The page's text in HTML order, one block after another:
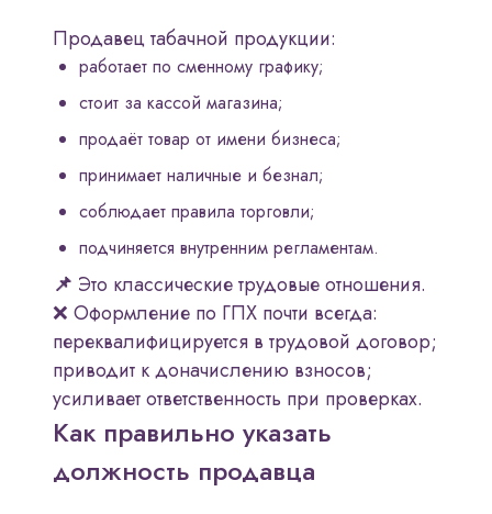
Продавец табачной продукции:
работает по сменному графику;
стоит за кассой магазина;
продаёт товар от имени бизнеса;
принимает наличные и безнал;
соблюдает правила торговли;
подчиняется внутренним регламентам.
📌 Это классические трудовые отношения.
❌ Оформление по ГПХ почти всегда:
переквалифицируется в трудовой договор;
приводит к доначислению взносов;
усиливает ответственность при проверках.
Как правильно указать
должность продавца